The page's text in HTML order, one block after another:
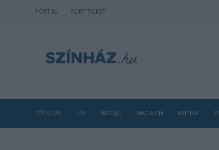
PORT.hu PORT TICKET
FŐOLDAL HÍR INTERJÚ MAGAZIN KRITIKA